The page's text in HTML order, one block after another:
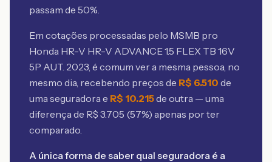
passam de 50%.
Em cotações processadas pelo MSMB pro
Honda HR-V HR-V ADVANCE 1.5 FLEX TB 16V
5P AUT. 2023, é comum ver a mesma pessoa, no
mesmo dia, recebendo preços de R$ 6.510 de
uma seguradora e R$ 10.215de outra — uma
diferença de R$ 3.705 (57%) apenas por ter
comparado.
A única forma de saber qual seguradora é a